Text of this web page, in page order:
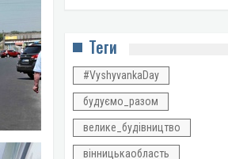
Теги
#VyshyvankaDay
будуємо_разом
велике_будівництво
вінницькаобласть